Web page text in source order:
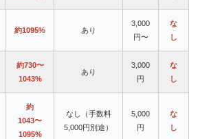
約1095% あり
3,000
円〜
な
し
約730〜
1043%
あり
3,000
円
な
し
約
1043〜
1095%
なし（手数料
5,000円別途）
5,000
円
な
し